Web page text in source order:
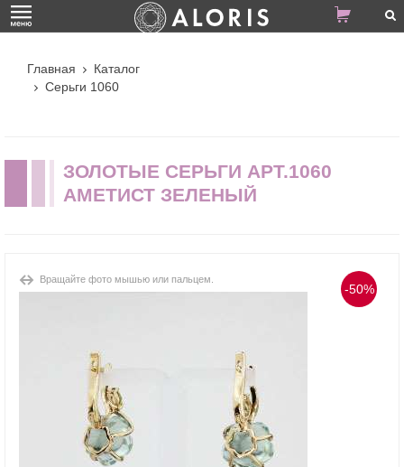
Главная
Каталог
Серьги 1060
ЗОЛОТЫЕ СЕРЬГИ АРТ.1060
АМЕТИСТ ЗЕЛЕНЫЙ
-50%
Вращайте фото мышью или пальцем.